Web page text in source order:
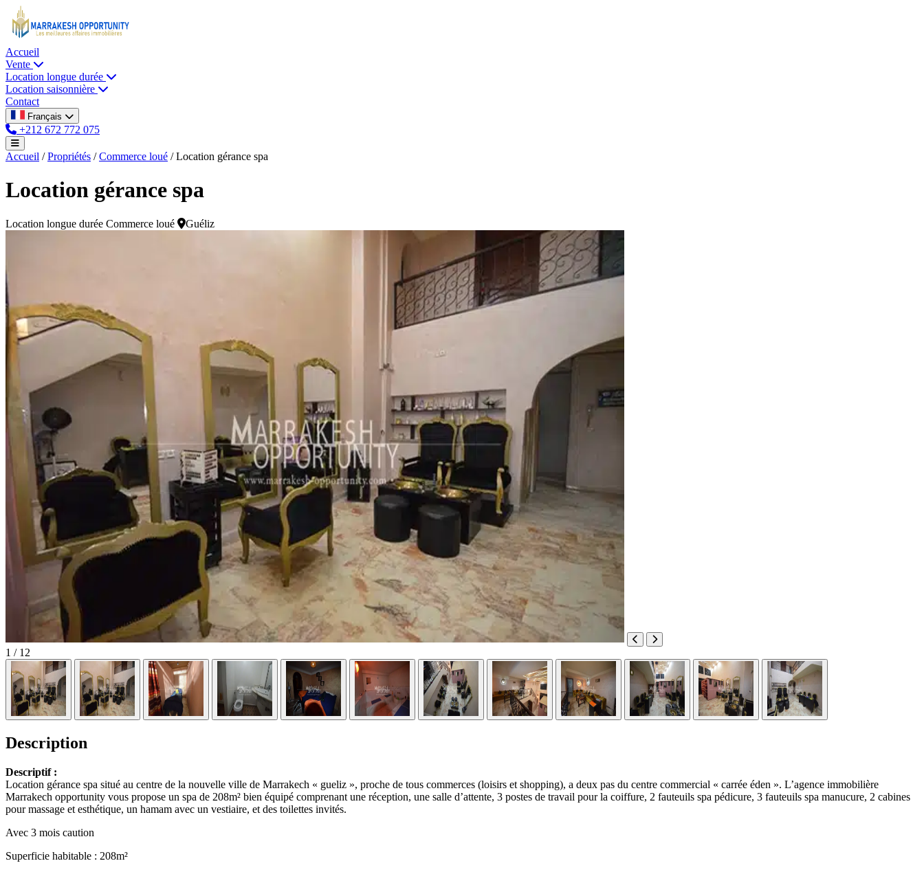
Accueil
Vente
Location longue durée
Location saisonnière
Contact
Français
+212 672 772 075
Accueil / Propriétés / Commerce loué / Location gérance spa
Location gérance spa
Location longue durée Commerce loué Guéliz
1 / 12
Description
Descriptif :
Location gérance spa situé au centre de la nouvelle ville de Marrakech « gueliz », proche de tous commerces (loisirs et shopping), a deux pas du centre commercial « carrée éden ». L’agence immobilière
Marrakech opportunity vous propose un spa de 208m² bien équipé comprenant une réception, une salle d’attente, 3 postes de travail pour la coiffure, 2 fauteuils spa pédicure, 3 fauteuils spa manucure, 2 cabines
pour massage et esthétique, un hamam avec un vestiaire, et des toilettes invités.
Avec 3 mois caution
Superficie habitable : 208m²